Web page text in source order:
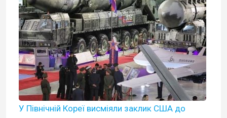
У Північній Кореї висміяли заклик США до